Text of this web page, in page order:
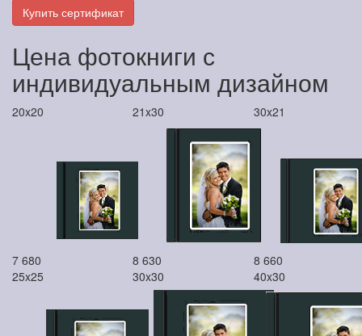
Купить сертификат
Цена фотокниги с
индивидуальным дизайном
20x20
7 680
21x30
8 630
30x21
8 660
25x25
30x30 40x30